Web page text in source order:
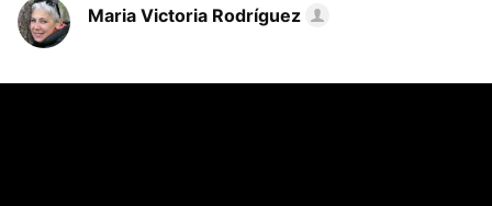
Maria Victoria Rodríguez